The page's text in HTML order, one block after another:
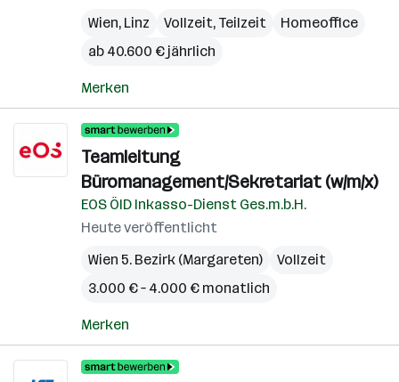
Wien, Linz Vollzeit, Teilzeit
Homeoffice
ab 40.600 € jährlich
Merken
Teamleitung
Büromanagement/Sekretariat (w/m/x)
EOS ÖID Inkasso-Dienst Ges.m.b.H.
Heute veröffentlicht
Wien 5. Bezirk (Margareten)
Vollzeit
3.000 € – 4.000 € monatlich
Merken